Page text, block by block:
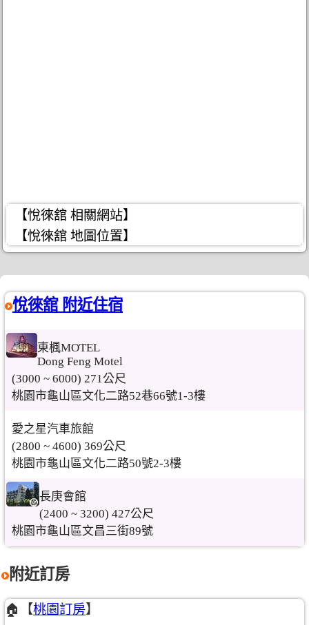
【悅徠舘 相關網站】
【悅徠舘 地圖位置】
悅徠舘 附近住宿
東楓MOTEL
Dong Feng Motel
(3000 ~ 6000) 271公尺
桃園市龜山區文化二路52巷66號1-3樓
愛之星汽車旅館
(2800 ~ 4600) 369公尺
桃園市龜山區文化二路50號2-3樓
長庚會館
(2400 ~ 3200) 427公尺
桃園市龜山區文昌三街89號
附近訂房
🏠【桃園訂房】